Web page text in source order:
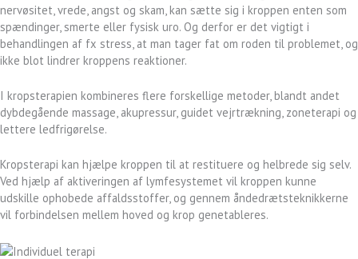
nervøsitet, vrede, angst og skam, kan sætte sig i kroppen enten som
spændinger, smerte eller fysisk uro. Og derfor er det vigtigt i
behandlingen af fx stress, at man tager fat om roden til problemet, og
ikke blot lindrer kroppens reaktioner.
I kropsterapien kombineres flere forskellige metoder, blandt andet
dybdegående massage, akupressur, guidet vejrtrækning, zoneterapi og
lettere ledfrigørelse.
Kropsterapi kan hjælpe kroppen til at restituere og helbrede sig selv.
Ved hjælp af aktiveringen af lymfesystemet vil kroppen kunne
udskille ophobede affaldsstoffer, og gennem åndedrætsteknikkerne
vil forbindelsen mellem hoved og krop genetableres.